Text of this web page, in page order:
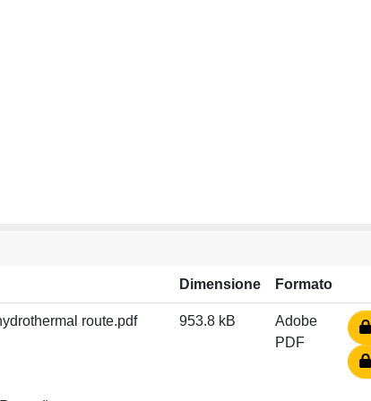
Dimensione Formato
route.pdf 953.8 kB
Adobe
PDF